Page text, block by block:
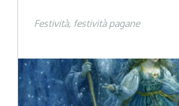
Festività festività pagane